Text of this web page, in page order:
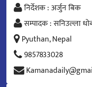
निर्देशक : अर्जुन बिक
सम्पादक : सनिउल्ला
Pyuthan, Nepal
9857833028